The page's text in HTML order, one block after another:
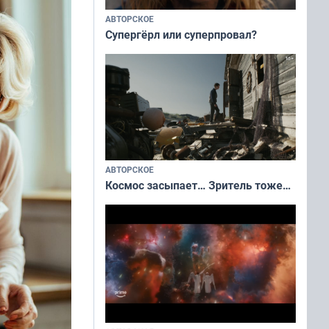
АВТОРСКОЕ
Супергёрл или суперпровал?
АВТОРСКОЕ
Космос засыпает… Зритель тоже…